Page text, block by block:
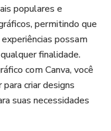
populares e
permitindo que
possam
finalidade.
com Canva, você
criar designs
suas necessidades